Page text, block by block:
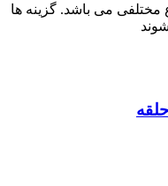
مختلفی می باشد. گزینه ها